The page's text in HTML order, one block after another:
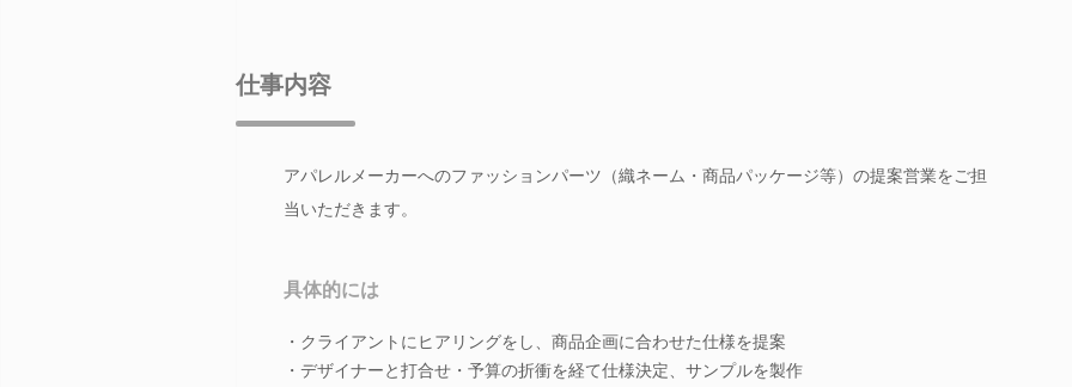
仕事内容
アパレルメーカーへのファッションパーツ（織ネーム・商品パッケージ等）の提案営業をご担
当いただきます。
具体的には
・クライアントにヒアリングをし、商品企画に合わせた仕様を提案
・デザイナーと打合せ・予算の折衝を経て仕様決定、サンプルを製作